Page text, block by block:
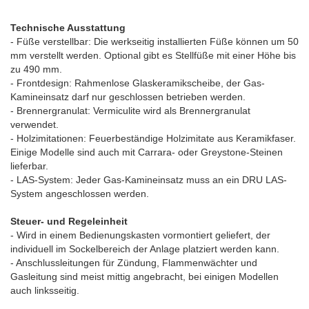
Technische Ausstattung
- Füße verstellbar: Die werkseitig installierten Füße können um 50
mm verstellt werden. Optional gibt es Stellfüße mit einer Höhe bis
zu 490 mm.
- Frontdesign: Rahmenlose Glaskeramikscheibe, der Gas-
Kamineinsatz darf nur geschlossen betrieben werden.
- Brennergranulat: Vermiculite wird als Brennergranulat
verwendet.
- Holzimitationen: Feuerbeständige Holzimitate aus Keramikfaser.
Einige Modelle sind auch mit Carrara- oder Greystone-Steinen
lieferbar.
- LAS-System: Jeder Gas-Kamineinsatz muss an ein DRU LAS-
System angeschlossen werden.
Steuer- und Regeleinheit
- Wird in einem Bedienungskasten vormontiert geliefert, der
individuell im Sockelbereich der Anlage platziert werden kann.
- Anschlussleitungen für Zündung, Flammenwächter und
Gasleitung sind meist mittig angebracht, bei einigen Modellen
auch linksseitig.